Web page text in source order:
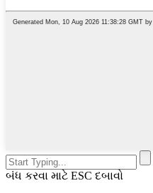
બંધ કરવા માટે ESC દબાવો